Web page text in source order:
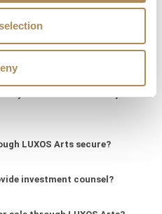
the LUXOS Arts team
LUXOS Arts secure?
investment counsel?